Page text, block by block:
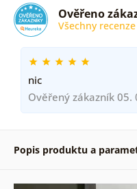
Ověřeno
Všechny recenze
nic
Ověřený zákazník 05.
Popis produktu a